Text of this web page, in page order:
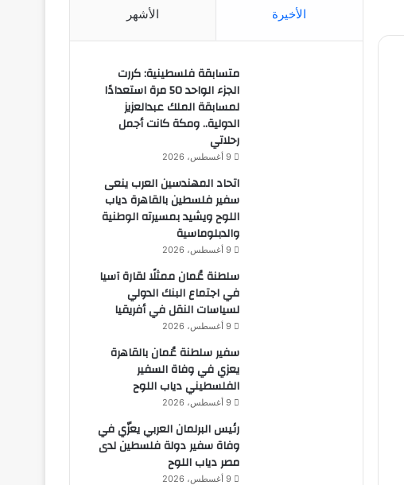
الأخيرة الأشهر
متسابقة فلسطينية: كررت
الجزء الواحد 50 مرة استعدادًا
لمسابقة الملك عبدالعزيز
الدولية.. ومكة كانت أجمل
رحلاتي
9 أغسطس، 2026
اتحاد المهندسين العرب ينعى
سفير فلسطين بالقاهرة دياب
اللوح ويشيد بمسيرته الوطنية
والدبلوماسية
9 أغسطس، 2026
سلطنة عُمان ممثلًا لقارة آسيا
في اجتماع البنك الدولي
لسياسات النقل في أفريقيا
9 أغسطس، 2026
سفير سلطنة عُمان بالقاهرة
يعزي في وفاة السفير
الفلسطيني دياب اللوح
9 أغسطس، 2026
رئيس البرلمان العربي يعزّي في
وفاة سفير دولة فلسطين لدى
مصر دياب اللوح
9 أغسطس، 2026